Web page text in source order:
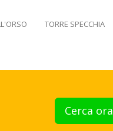
TORRE SPECCHIA
Cerca ora